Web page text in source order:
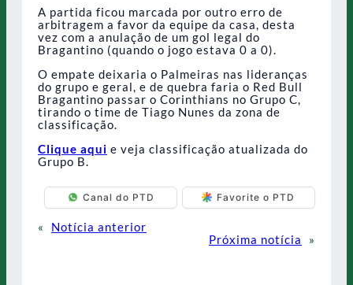
A partida ficou marcada por outro erro de
arbitragem a favor da equipe da casa, desta
vez com a anulação de um gol legal do
Bragantino (quando o jogo estava 0 a 0).
O empate deixaria o Palmeiras nas lideranças
do grupo e geral, e de quebra faria o Red Bull
Bragantino passar o Corinthians no Grupo C,
tirando o time de Tiago Nunes da zona de
classificação.
Clique aqui e veja classificação atualizada do
Grupo B.
Canal do PTD Favorite o PTD
«
Notícia anterior
Próxima notícia
»